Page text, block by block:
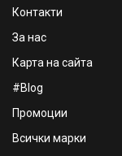
€3.49 / 6.83
Контакти
За нас
Карта на сайта
#Blog
Промоции
Всички марки